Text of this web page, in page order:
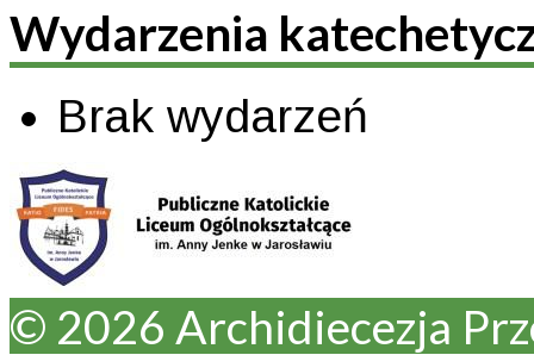
Wydarzenia
Brak wydarzeń
© 2026 Archidiecezja